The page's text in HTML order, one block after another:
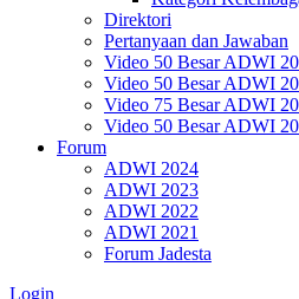
Direktori
Pertanyaan dan Jawaban
Video 50 Besar ADWI
Video 50 Besar ADWI
Video 75 Besar ADWI
Video 50 Besar ADWI
Forum
ADWI 2024
ADWI 2023
ADWI 2022
ADWI 2021
Forum Jadesta
Login